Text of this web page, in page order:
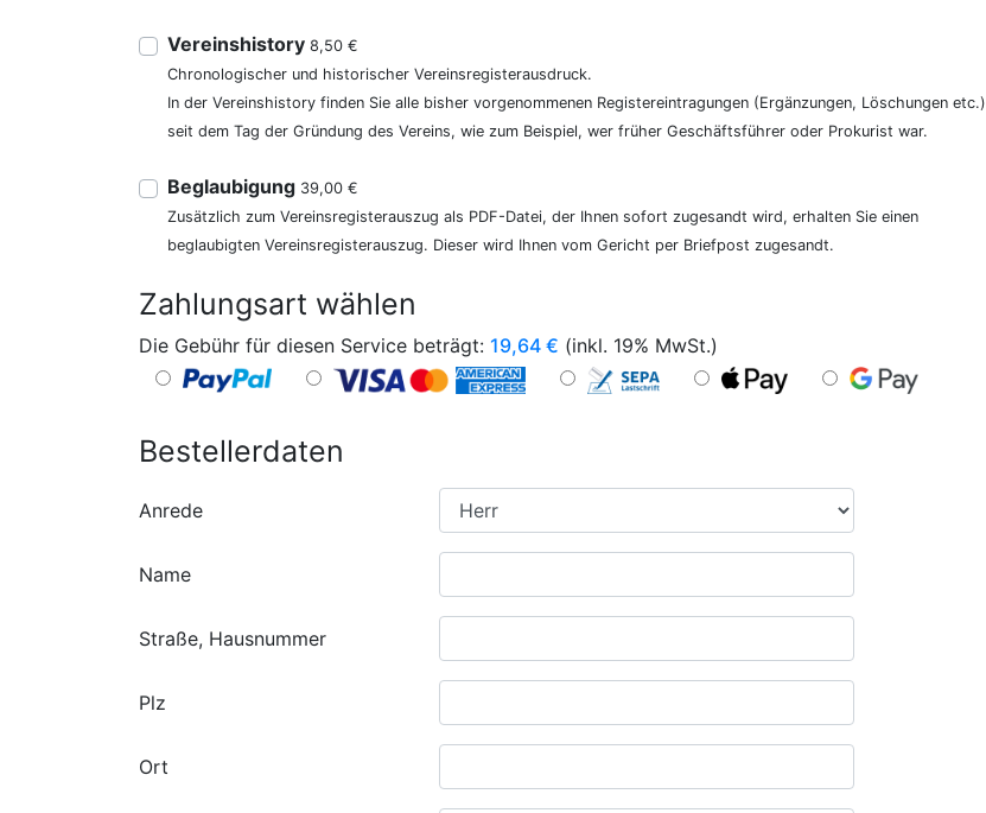
Vereinshistory 8,50 €
Chronologischer und historischer Vereinsregisterausdruck.
In der Vereinshistory finden Sie alle bisher vorgenommenen Registereintragungen (Ergänzungen, Löschungen etc.)
seit dem Tag der Gründung des Vereins, wie zum Beispiel, wer früher Geschäftsführer oder Prokurist war.
Beglaubigung 39,00 €
Zusätzlich zum Vereinsregisterauszug als PDF-Datei, der Ihnen sofort zugesandt wird, erhalten Sie einen
beglaubigten Vereinsregisterauszug. Dieser wird Ihnen vom Gericht per Briefpost zugesandt.
Zahlungsart wählen
Die Gebühr für diesen Service beträgt: 19,64 € (inkl. 19% MwSt.)
Bestellerdaten
Anrede
Name
Straße, Hausnummer
Plz
Ort